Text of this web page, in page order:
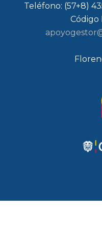
Teléfono: (57+8)
Código